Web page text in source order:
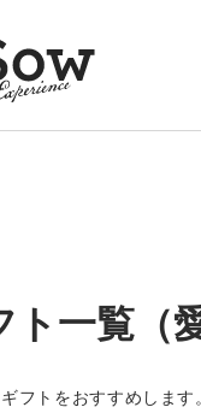
一覧（
フトをおすすめしま